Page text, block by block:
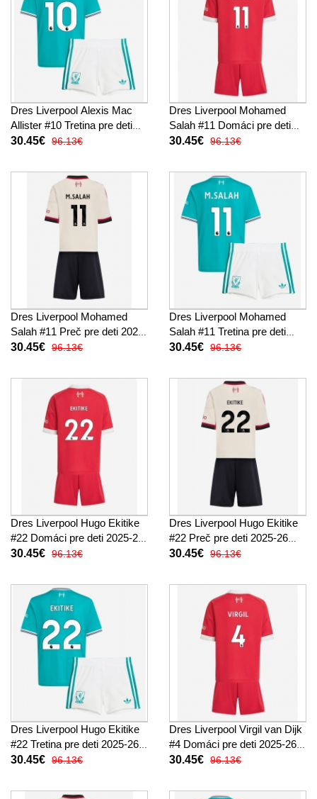
Dres Liverpool Alexis Mac
Allister #10 Tretina pre deti
2025-26 Krátky Rukáv (+
30.45€ 96.13€
Dres Liverpool Mohamed
Salah #11 Domáci pre deti
2025-26 Krátky Rukáv (+
30.45€ 96.13€
Dres Liverpool Mohamed
Salah #11 Preč pre deti 2025-
26 Krátky Rukáv (+ trenírky)
30.45€ 96.13€
Dres Liverpool Mohamed
Salah #11 Tretina pre deti
2025-26 Krátky Rukáv (+
30.45€ 96.13€
Dres Liverpool Hugo Ekitike
#22 Domáci pre deti 2025-26
Krátky Rukáv (+ trenírky)
30.45€ 96.13€
Dres Liverpool Hugo Ekitike
#22 Preč pre deti 2025-26
Krátky Rukáv (+ trenírky)
30.45€ 96.13€
Dres Liverpool Hugo Ekitike
#22 Tretina pre deti 2025-26
Krátky Rukáv (+ trenírky)
30.45€ 96.13€
Dres Liverpool Virgil van Dijk
#4 Domáci pre deti 2025-26
Krátky Rukáv (+ trenírky)
30.45€ 96.13€